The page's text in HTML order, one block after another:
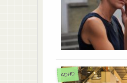
ADHD